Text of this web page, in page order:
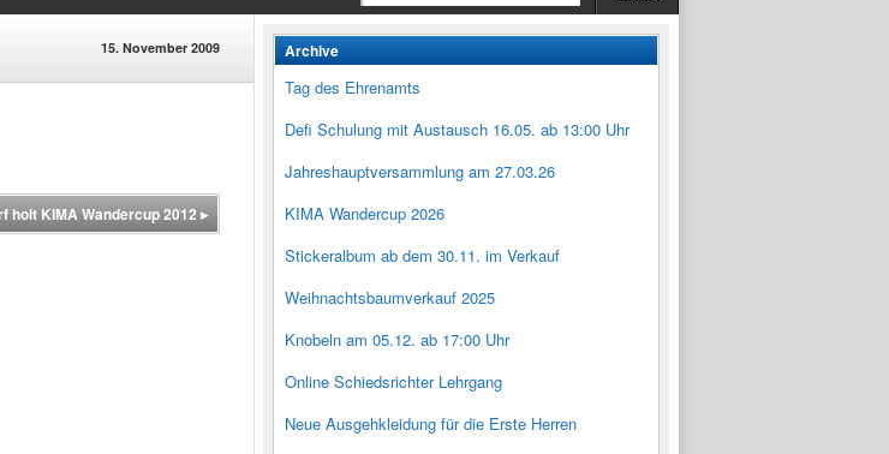
15. November 2009
holt KIMA Wandercup 2012 ▸
Archive
Tag des Ehrenamts
Defi Schulung mit Austausch 16.05. ab 13:00 Uhr
Jahreshauptversammlung am 27.03.26
KIMA Wandercup 2026
Stickeralbum ab dem 30.11. im Verkauf
Weihnachtsbaumverkauf 2025
Knobeln am 05.12. ab 17:00 Uhr
Online Schiedsrichter Lehrgang
Neue Ausgehkleidung für die Erste Herren